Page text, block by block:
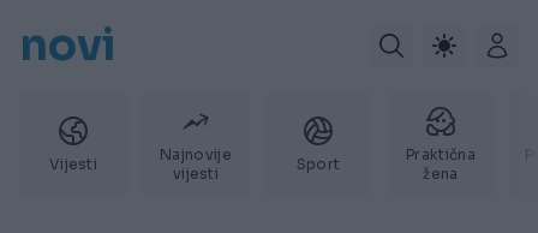
novi
Vijesti
Najnovije
vijesti
Sport
Praktična
žena